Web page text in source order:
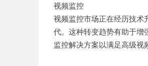
视频监控
视频监控市场正在经历技术
代。这种转变趋势有助于增
监控解决方案以满足高级视